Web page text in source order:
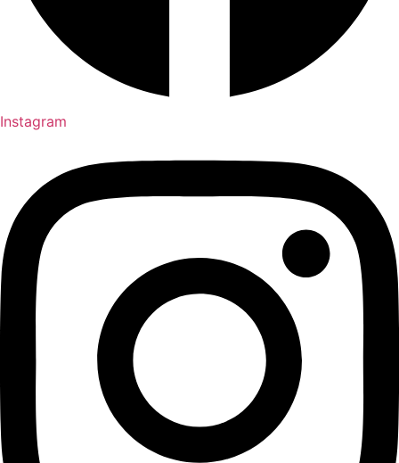
Instagram